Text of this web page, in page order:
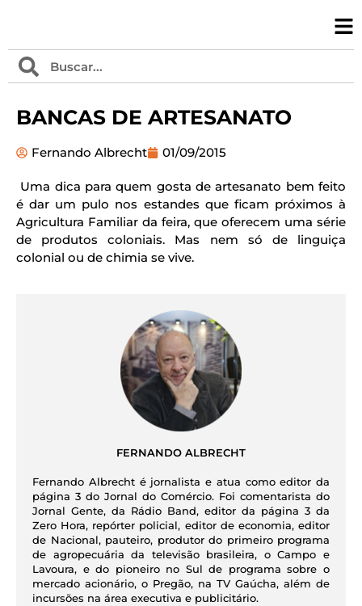
BANCAS DE ARTESANATO
Fernando Albrecht 01/09/2015
Uma dica para quem gosta de artesanato bem feito
é dar um pulo nos estandes que ficam próximos à
Agricultura Familiar da feira, que oferecem uma série
de produtos coloniais. Mas nem só de linguiça
colonial ou de chimia se vive.
FERNANDO ALBRECHT
Fernando Albrecht é jornalista e atua como editor da
página 3 do Jornal do Comércio. Foi comentarista do
Jornal Gente, da Rádio Band, editor da página 3 da
Zero Hora, repórter policial, editor de economia, editor
de Nacional, pauteiro, produtor do primeiro programa
de agropecuária da televisão brasileira, o Campo e
Lavoura, e do pioneiro no Sul de programa sobre o
mercado acionário, o Pregão, na TV Gaúcha, além de
incursões na área executiva e publicitário.